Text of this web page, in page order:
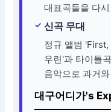
대표곡들을 다
신곡 무대
정규 앨범
우린'과 타이틀
음악으로 과거
대구어디가's